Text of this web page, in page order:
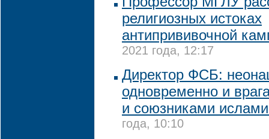
религиозных истоках
антипрививочной
2021 года, 12:17
Директор ФСБ:
одновременно и
и союзниками
года, 10:10